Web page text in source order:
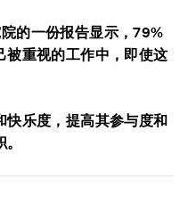
的一份报告显示，79%
被重视的工作中，即使这
快乐度，提高其参与度和